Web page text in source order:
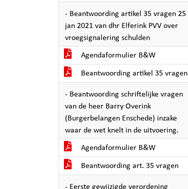
- Beantwoording artikel 35 vragen 25
jan 2021 van dhr Elferink PVV over
vroegsignalering schulden
Agendaformulier B&W
Beantwoording artikel 35 vragen
- Beantwoording schriftelijke vragen
van de heer Barry Overink
(Burgerbelangen Enschede) inzake
waar de wet knelt in de uitvoering.
Agendaformulier B&W
Beantwoording art. 35 vragen
- Eerste gewijzigde verordening